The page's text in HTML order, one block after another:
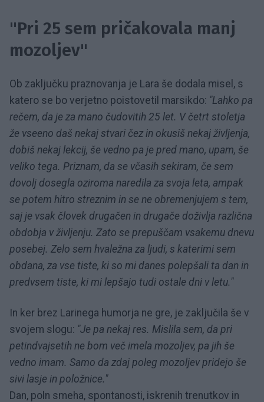
"Pri 25 sem pričakovala manj
mozoljev"
Ob zaključku praznovanja je Lara še dodala misel, s
katero se bo verjetno poistovetil marsikdo: "Lahko pa
rečem, da je za mano čudovitih 25 let. V četrt stoletja
že vseeno daš nekaj stvari čez in okusiš nekaj življenja,
dobiš nekaj lekcij, še vedno pa je pred mano, upam, še
veliko tega. Priznam, da se včasih sekiram, če sem
dovolj dosegla oziroma naredila za svoja leta, ampak
se potem hitro streznim in se ne obremenjujem s tem,
saj je vsak človek drugačen in drugače doživlja različna
obdobja v življenju. Zato se prepuščam vsakemu dnevu
posebej. Zelo sem hvaležna za ljudi, s katerimi sem
obdana, za vse tiste, ki so mi danes polepšali ta dan in
predvsem tiste, ki mi lepšajo tudi ostale dni v letu."
In ker brez Larinega humorja ne gre, je zaključila še v
svojem slogu: "Je pa nekaj res. Mislila sem, da pri
petindvajsetih ne bom več imela mozoljev, pa jih še
vedno imam. Samo da zdaj poleg mozoljev pridejo še
sivi lasje in položnice."
Dan, poln smeha, spontanosti, iskrenih trenutkov in